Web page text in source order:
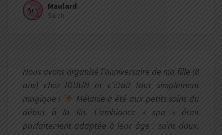
Maulard
Sarah
Nous avons organisé l’anniversaire de ma fille (8
ans) chez IDUUN et c’était tout simplement
magique !
Mélanie a été aux petits soins du
début à la fin. L’ambiance « spa » était
parfaitement adaptée à leur âge : soins doux,